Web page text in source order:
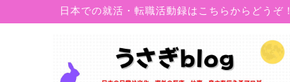
日本での就活・転職活動録はこちらからどうぞ！